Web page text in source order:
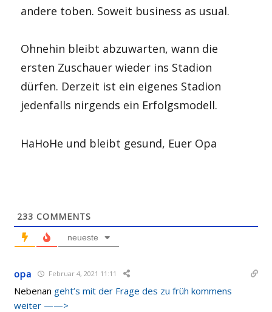
andere toben. Soweit business as usual.
Ohnehin bleibt abzuwarten, wann die
ersten Zuschauer wieder ins Stadion
dürfen. Derzeit ist ein eigenes Stadion
jedenfalls nirgends ein Erfolgsmodell.
HaHoHe und bleibt gesund, Euer Opa
233 COMMENTS
neueste
opa Februar 4, 2021 11:11
Nebenan geht’s mit der Frage des zu früh kommens
weiter ——>